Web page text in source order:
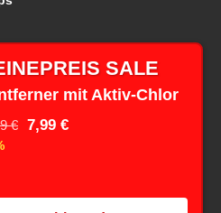
SALE
mit Aktiv-Chlor
€ 7,99 €